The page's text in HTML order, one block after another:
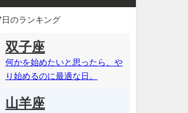
のランキング
双子座
何かを始めたいと思ったら、や
り始めるのに最適な日。
山羊座